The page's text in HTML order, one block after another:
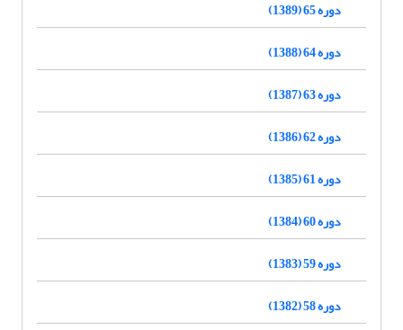
دوره 65 (1389)
دوره 64 (1388)
دوره 63 (1387)
دوره 62 (1386)
دوره 61 (1385)
دوره 60 (1384)
دوره 59 (1383)
دوره 58 (1382)